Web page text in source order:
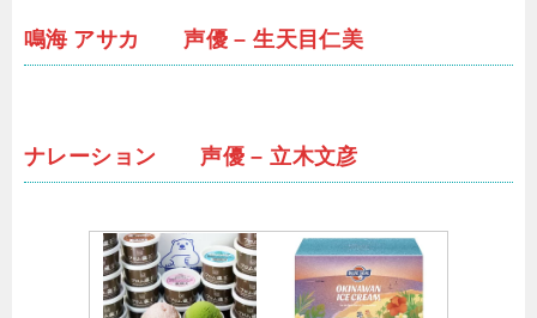
鳴海 アサカ 声優 – 生天目仁美
ナレーション 声優 – 立木文彦